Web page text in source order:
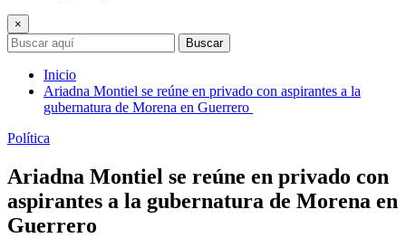
×
Buscar
Inicio
Ariadna Montiel se reúne en privado con aspirantes a la
gubernatura de Morena en Guerrero
Política
Ariadna Montiel se reúne en privado con
aspirantes a la gubernatura de Morena en
Guerrero